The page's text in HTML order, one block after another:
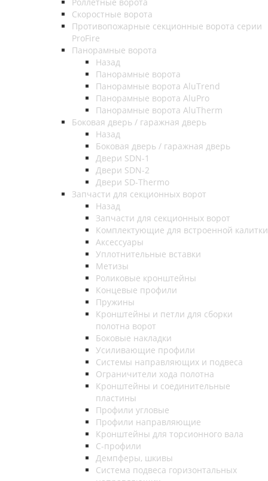
Скоростные ворота
Противопожарные секционные ворота серии
ProFire
Панорамные ворота
Назад
Панорамные ворота
Панорамные ворота AluTrend
Панорамные ворота AluPro
Панорамные ворота AluTherm
Боковая дверь / гаражная дверь
Назад
Боковая дверь / гаражная дверь
Двери SDN-1
Двери SDN-2
Двери SD-Thermo
Запчасти для секционных ворот
Назад
Запчасти для секционных ворот
Комплектующие для встроенной калитки
Аксессуары
Уплотнительные вставки
Метизы
Роликовые кронштейны
Концевые профили
Пружины
Кронштейны и петли для сборки
полотна ворот
Боковые накладки
Усиливающие профили
Системы направляющих и подвеса
Ограничители хода полотна
Кронштейны и соединительные
пластины
Профили угловые
Профили направляющие
Кронштейны для торсионного вала
С-профили
Демпферы, шкивы
Система подвеса горизонтальных